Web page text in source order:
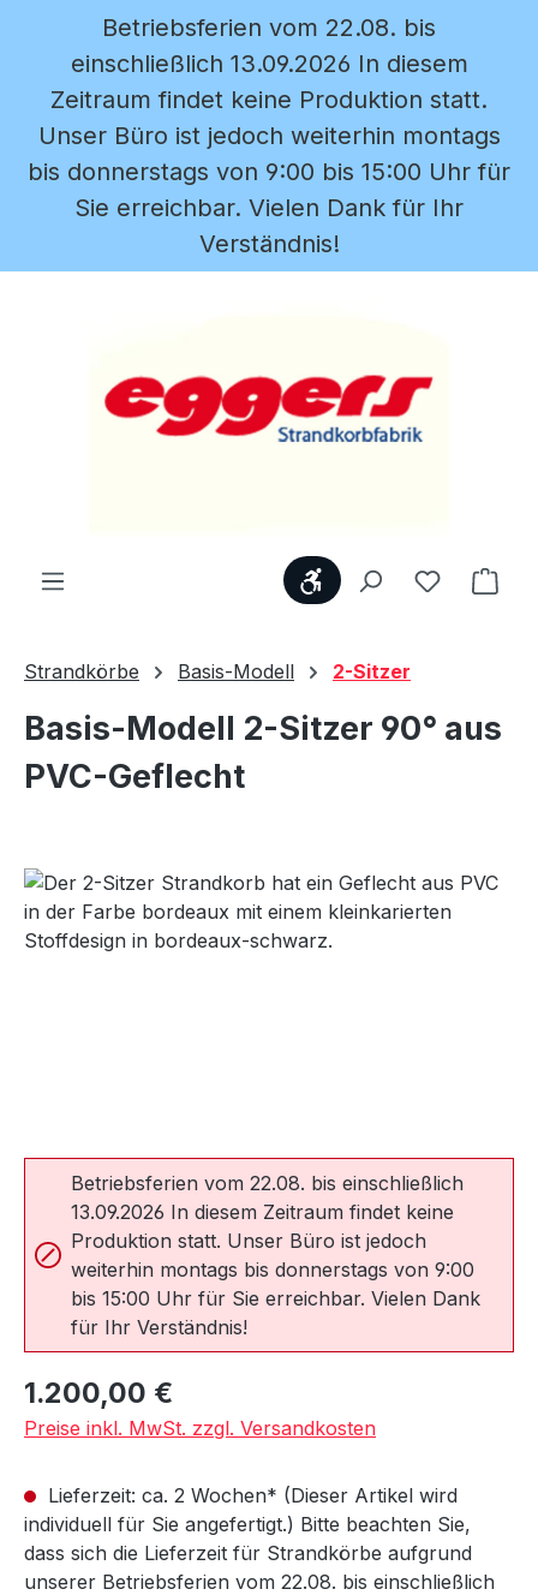
Zum Hauptinhalt springen
Betriebsferien vom 22.08. bis
einschließlich 13.09.2026 In diesem
Zeitraum findet keine Produktion statt.
Unser Büro ist jedoch weiterhin montags
bis donnerstags von 9:00 bis 15:00 Uhr für
Sie erreichbar. Vielen Dank für Ihr
Verständnis!
WerkzeugleisteDu hast 0
Strandkörbe Basis-Modell 2-Sitzer
Basis-Modell 2-Sitzer 90° aus
PVC-Geflecht
Bildergalerie überspringen
Betriebsferien vom 22.08. bis einschließlich
13.09.2026 In diesem Zeitraum findet keine
Produktion statt. Unser Büro ist jedoch
weiterhin montags bis donnerstags von 9:00
bis 15:00 Uhr für Sie erreichbar. Vielen Dank
für Ihr Verständnis!
Regulärer Preis:
1.200,00 €
Preise inkl. MwSt. zzgl. Versandkosten
Lieferzeit: ca. 2 Wochen* (Dieser Artikel wird
individuell für Sie angefertigt.) Bitte beachten Sie,
dass sich die Lieferzeit für Strandkörbe aufgrund
unserer Betriebsferien vom 22.08. bis einschließlich